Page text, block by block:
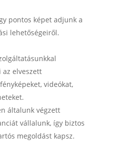
pontos képet adjunk a
lehetőségeiről.
elveszett
videókat,
általunk végzett
vállalunk, így biztos
megoldást kapsz.